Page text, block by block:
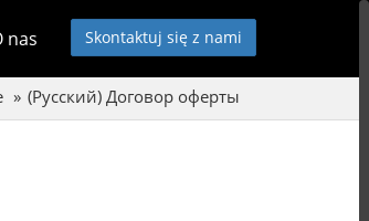
Skontaktuj się z nami
O nas
(Русский) Договор оферты